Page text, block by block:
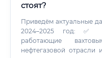
стоят?
Приведём актуальные
2024–2025 год: ✅ Важный факт: специалисты,
работающие
нефтегазовой отрасли